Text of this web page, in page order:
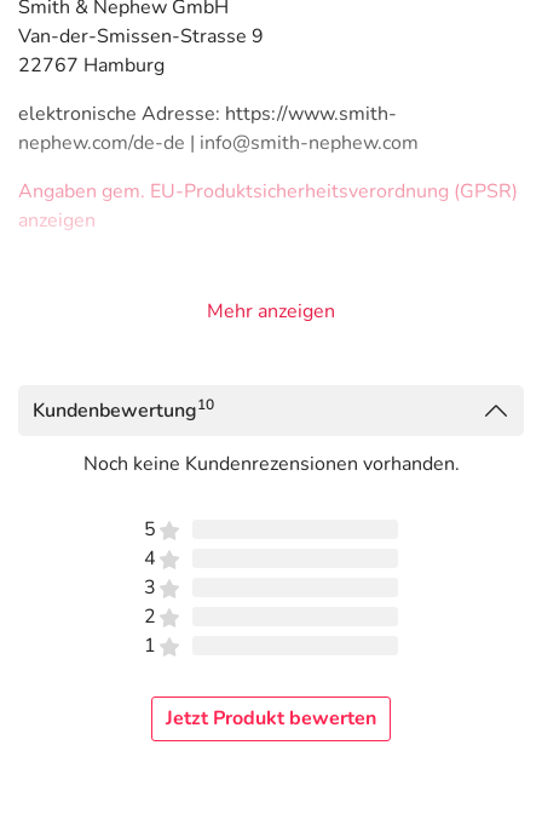
Smith & Nephew GmbH
Van-der-Smissen-Strasse 9
22767 Hamburg
elektronische Adresse: https://www.smith-
nephew.com/de-de | info@smith-nephew.com
Angaben gem. EU-Produktsicherheitsverordnung (GPSR)
anzeigen
Mehr anzeigen
Kundenbewertung10
Noch keine Kundenrezensionen vorhanden.
5
4
3
2
1
Jetzt Produkt bewerten